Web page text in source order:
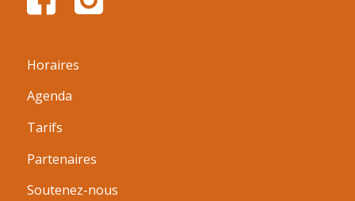
Horaires
Agenda
Tarifs
Partenaires
Soutenez-nous